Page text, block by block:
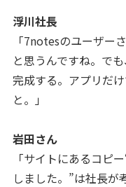
浮川社長
「7notesのユーザー
と思うんですね。で
完成する。アプリだ
と。」
岩田さん
「サイトにあるコピ
しました。”は社長が